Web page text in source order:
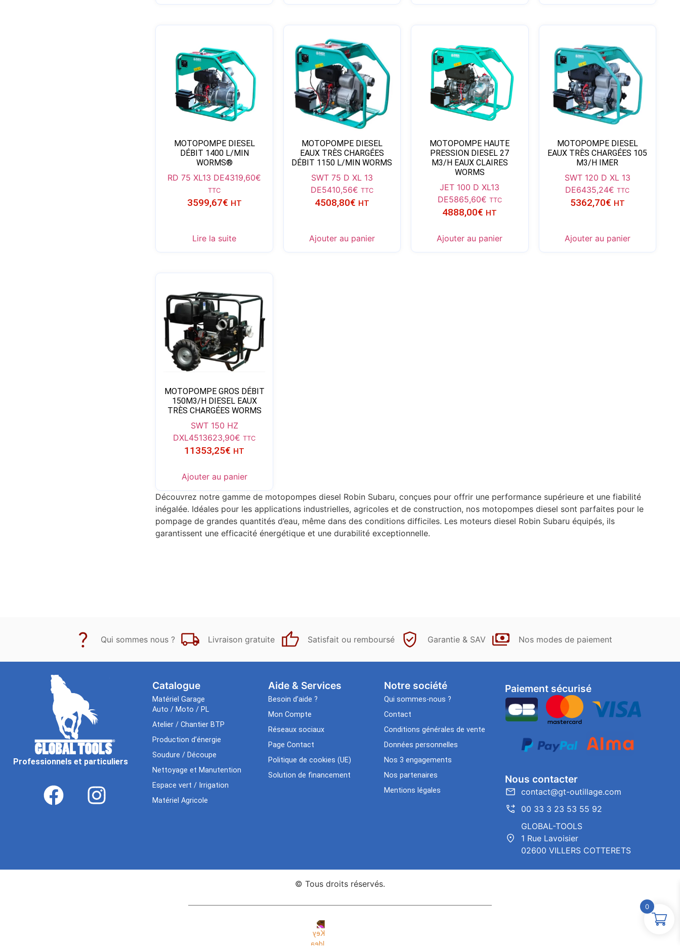
MOTOPOMPE DIESEL
DÉBIT 1400 L/MIN
WORMS®
RD 75 XL13 DE4319,60€
TTC
3599,67€ HT
Lire la suite
MOTOPOMPE DIESEL
EAUX TRÈS CHARGÉES
DÉBIT 1150 L/MIN WORMS
SWT 75 D XL 13
DE5410,56€ TTC
4508,80€ HT
Ajouter au panier
MOTOPOMPE HAUTE
PRESSION DIESEL 27
M3/H EAUX CLAIRES
WORMS
JET 100 D XL13
DE5865,60€ TTC
4888,00€ HT
Ajouter au panier
MOTOPOMPE DIESEL
EAUX TRÈS CHARGÉES 105
M3/H IMER
SWT 120 D XL 13
DE6435,24€ TTC
5362,70€ HT
Ajouter au panier
MOTOPOMPE GROS DÉBIT
150M3/H DIESEL EAUX
TRÈS CHARGÉES WORMS
SWT 150 HZ
DXL4513623,90€ TTC
11353,25€ HT
Ajouter au panier
Découvrez notre gamme de motopompes diesel Robin Subaru, conçues pour offrir une performance supérieure et une fiabilité
inégalée. Idéales pour les applications industrielles, agricoles et de construction, nos motopompes diesel sont parfaites pour le
pompage de grandes quantités d’eau, même dans des conditions difficiles. Les moteurs diesel Robin Subaru équipés, ils
garantissent une efficacité énergétique et une durabilité exceptionnelle.
Qui sommes nous ? Livraison gratuite Satisfait ou remboursé Garantie & SAV Nos modes de paiement
Professionnels et particuliers
Catalogue
Matériel Garage
Auto / Moto / PL
Atelier / Chantier BTP
Production d’énergie
Soudure / Découpe
Nettoyage et Manutention
Espace vert / Irrigation
Matériel Agricole
Aide & Services​
Besoin d’aide ?
Mon Compte
Réseaux sociaux
Page Contact
Politique de cookies (UE)
Solution de financement
Notre société
Qui sommes-nous ?
Contact
Conditions générales de vente
Données personnelles
Nos 3 engagements
Nos partenaires
Mentions légales
Paiement sécurisé
Nous contacter
contact@gt-outillage.com
00 33 3 23 53 55 92
GLOBAL-TOOLS
1 Rue Lavoisier
02600 VILLERS COTTERETS
© Tous droits réservés.
0